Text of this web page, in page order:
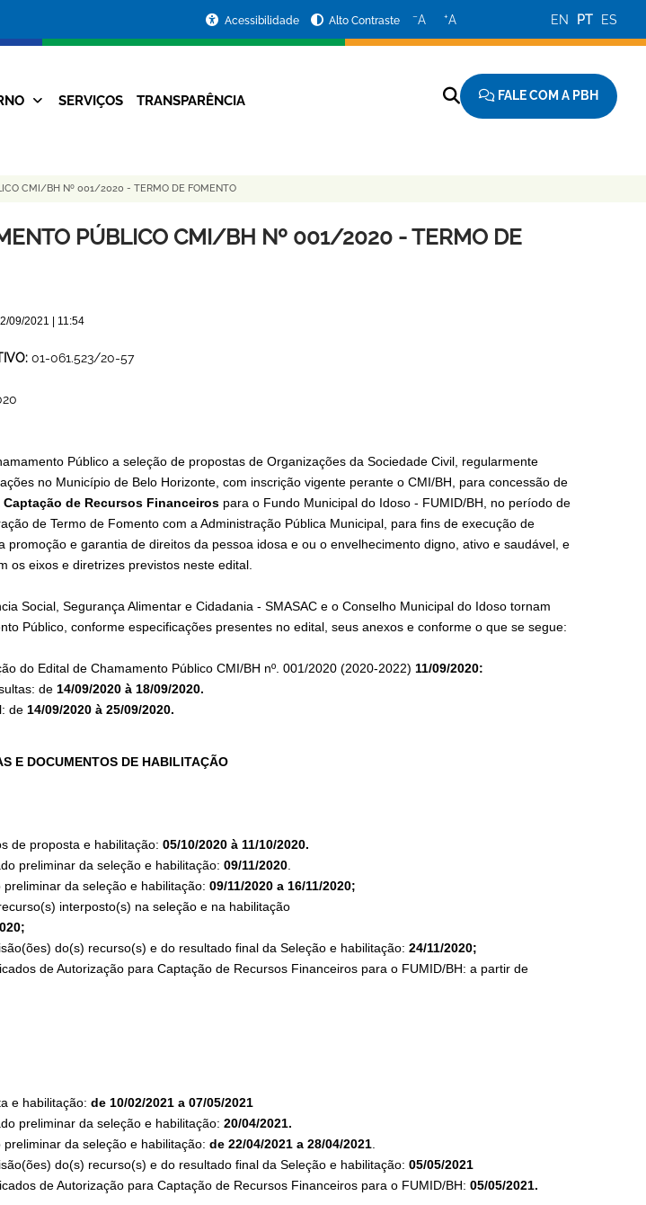
Acessibilidade Alto Contraste −A +A EN PT ES
SERVIÇOS TRANSPARÊNCIA FALE COM A PBH
CMI/BH Nº 001/2020 - TERMO DE FOMENTO
PÚBLICO CMI/BH Nº 001/2020 - TERMO DE
09/2021 | 11:54
01-061.523/20-57
Público a seleção de propostas de Organizações da Sociedade Civil, regularmente
no Município de Belo Horizonte, com inscrição vigente perante o CMI/BH, para concessão de
de Recursos Financeirospara o Fundo Municipal do Idoso - FUMID/BH, no período de
de Termo de Fomento com a Administração Pública Municipal, para fins de execução de
promoção e garantia de direitos da pessoa idosa e ou o envelhecimento digno, ativo e saudável, e
os eixos e diretrizes previstos neste edital.
Social, Segurança Alimentar e Cidadania - SMASAC e o Conselho Municipal do Idoso tornam
Público, conforme especificações presentes no edital, seus anexos e conforme o que se segue:
do Edital de Chamamento Público CMI/BH nº. 001/2020 (2020-2022) 11/09/2020:
de 14/09/2020 à 18/09/2020.
de 14/09/2020 à 25/09/2020.
E DOCUMENTOS DE HABILITAÇÃO
de proposta e habilitação: 05/10/2020 à 11/10/2020.
preliminar da seleção e habilitação: 09/11/2020.
da seleção e habilitação: 09/11/2020 a 16/11/2020;
interposto(s) na seleção e na habilitação
do(s) recurso(s) e do resultado final da Seleção e habilitação: 24/11/2020;
de Autorização para Captação de Recursos Financeiros para o FUMID/BH: a partir de
e habilitação: de 10/02/2021 a 07/05/2021
preliminar da seleção e habilitação: 20/04/2021.
da seleção e habilitação: de 22/04/2021 a 28/04/2021.
do(s) recurso(s) e do resultado final da Seleção e habilitação: 05/05/2021
de Autorização para Captação de Recursos Financeiros para o FUMID/BH: 05/05/2021.